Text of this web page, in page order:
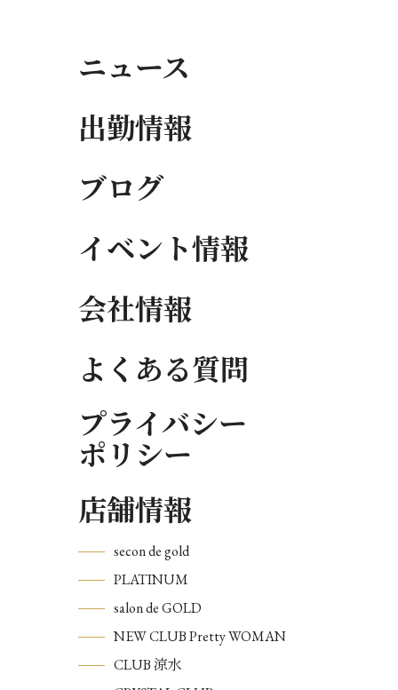
ニュース
出勤情報
ブログ
イベント情報
会社情報
よくある質問
プライバシー
ポリシー
店舗情報
secon de gold
PLATINUM
salon de GOLD
NEW CLUB Pretty WOMAN
CLUB 涼水